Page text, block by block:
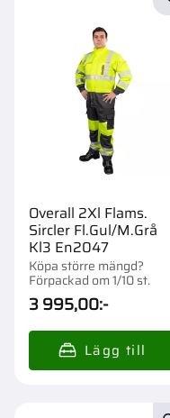
Overall 2Xl Flams.
Sircler Fl.Gul/M.Grå
Kl3 En2047
Köpa större mängd?
Förpackad om 1/10 st.
3 995,00:-